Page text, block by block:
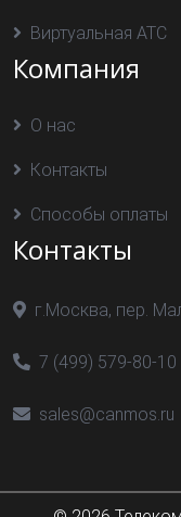
Виртуальная АТС
Компания
О нас
Контакты
Способы оплаты
Контакты
г.Москва, пер.
7 (499) 579-80-10
sales@canmos.ru